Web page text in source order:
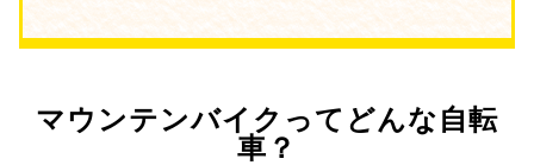
マウンテンバイクってどんな自転
車？